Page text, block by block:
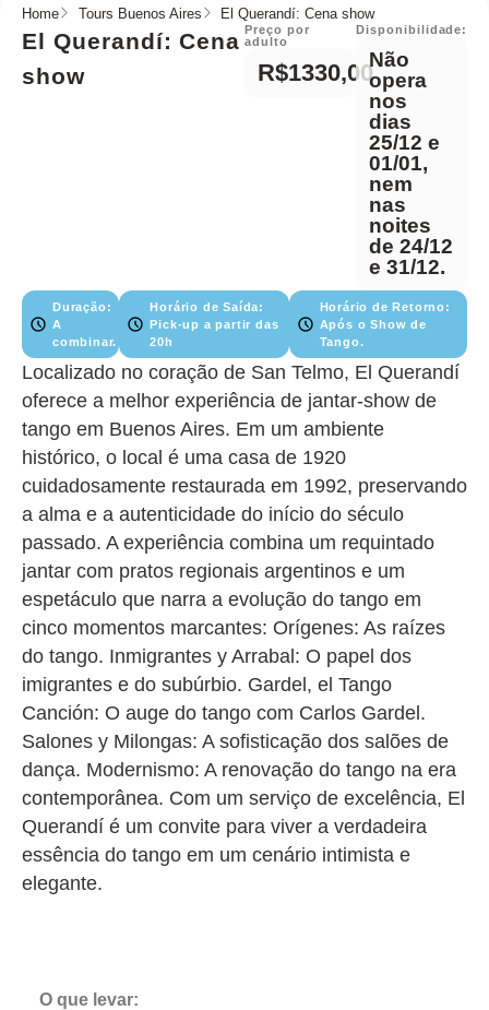
Home Tours Buenos Aires El Querandí: Cena show
El Querandí: Cena
show
Preço por
adulto
R$1330,00
Disponibilidade:
Não
opera
nos
dias
25/12 e
01/01,
nem
nas
noites
de 24/12
e 31/12.
Duração:
A
combinar.
Horário de Saída:
Pick-up a partir das
20h
Horário de Retorno:
Após o Show de
Tango.
Localizado no coração de San Telmo, El Querandí
oferece a melhor experiência de jantar-show de
tango em Buenos Aires. Em um ambiente
histórico, o local é uma casa de 1920
cuidadosamente restaurada em 1992, preservando
a alma e a autenticidade do início do século
passado. A experiência combina um requintado
jantar com pratos regionais argentinos e um
espetáculo que narra a evolução do tango em
cinco momentos marcantes: Orígenes: As raízes
do tango. Inmigrantes y Arrabal: O papel dos
imigrantes e do subúrbio. Gardel, el Tango
Canción: O auge do tango com Carlos Gardel.
Salones y Milongas: A sofisticação dos salões de
dança. Modernismo: A renovação do tango na era
contemporânea. Com um serviço de excelência, El
Querandí é um convite para viver a verdadeira
essência do tango em um cenário intimista e
elegante.
O que levar: